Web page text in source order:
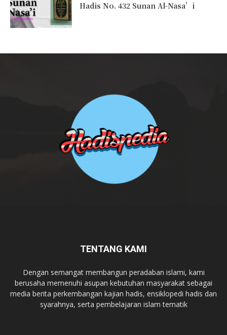
Hadis No. 432 Sunan Al-Nasa’i
TENTANG KAMI
Dengan semangat membangun peradaban islami, kami
berusaha memenuhi asupan kebutuhan masyarakat sebagai
media berita perkembangan kajian hadis, ensiklopedi hadis dan
syarahnya, serta pembelajaran islam tematik